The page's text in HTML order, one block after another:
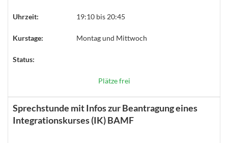
Uhrzeit: 19:10 bis 20:45
Kurstage: Montag und Mittwoch
Status:
Plätze frei
Sprechstunde mit Infos zur Beantragung eines
Integrationskurses (IK) BAMF